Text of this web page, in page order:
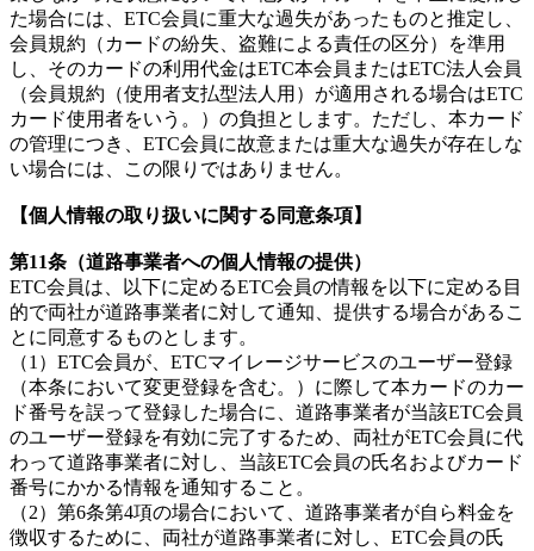
た場合には、ETC会員に重大な過失があったものと推定し、
会員規約（カードの紛失、盗難による責任の区分）を準用
し、そのカードの利用代金はETC本会員またはETC法人会員
（会員規約（使用者支払型法人用）が適用される場合はETC
カード使用者をいう。）の負担とします。ただし、本カード
の管理につき、ETC会員に故意または重大な過失が存在しな
い場合には、この限りではありません。
【個人情報の取り扱いに関する同意条項】
第11条（道路事業者への個人情報の提供）
ETC会員は、以下に定めるETC会員の情報を以下に定める目
的で両社が道路事業者に対して通知、提供する場合があるこ
とに同意するものとします。
（1）ETC会員が、ETCマイレージサービスのユーザー登録
（本条において変更登録を含む。）に際して本カードのカー
ド番号を誤って登録した場合に、道路事業者が当該ETC会員
のユーザー登録を有効に完了するため、両社がETC会員に代
わって道路事業者に対し、当該ETC会員の氏名およびカード
番号にかかる情報を通知すること。
（2）第6条第4項の場合において、道路事業者が自ら料金を
徴収するために、両社が道路事業者に対し、ETC会員の氏